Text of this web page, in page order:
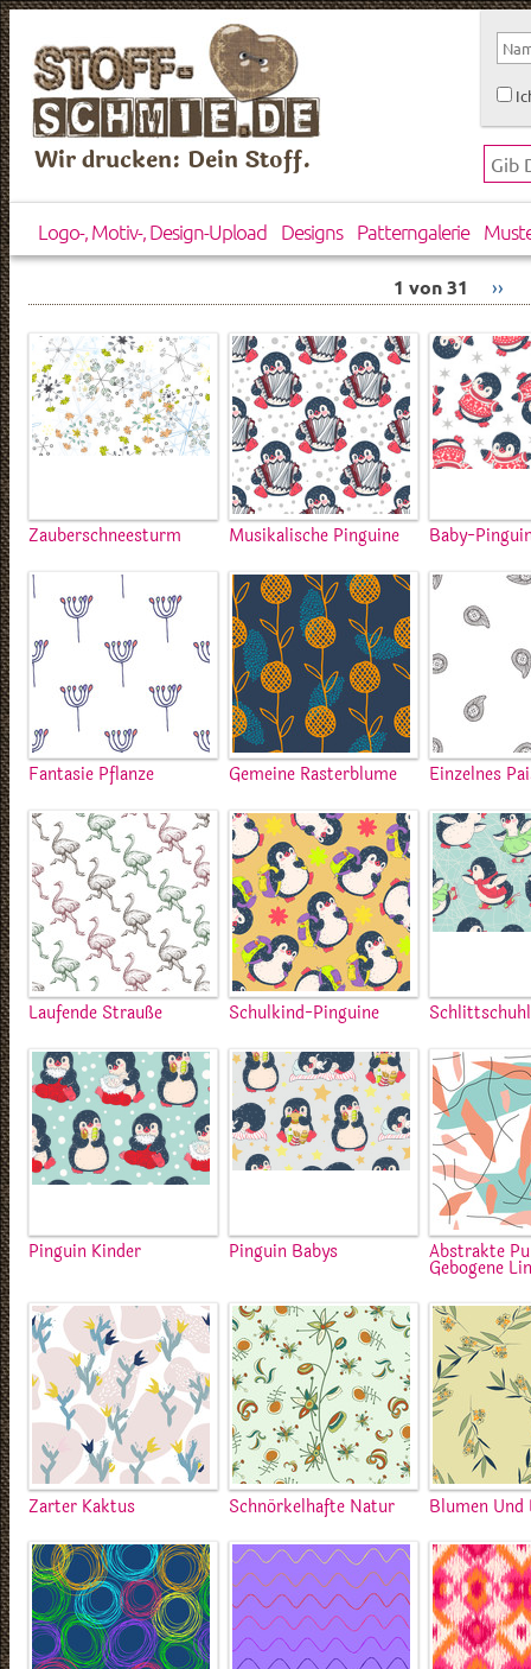
Wir drucken: Dein Stoff.
Logo-, Motiv-, Design-Upload Designs Patterngalerie
1 von 31 ››
Zauberschneesturm Musikalische Pinguine Baby-
Fantasie Pflanze Gemeine Rasterblume Einzelnes
Laufende Strauße Schulkind-Pinguine
Pinguin Kinder Pinguin Babys Abstrakte
Gebogene
Zarter Kaktus Schnörkelhafte Natur Blumen